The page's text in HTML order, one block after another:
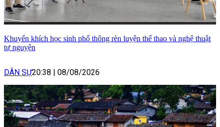
Khuyến khích học sinh phổ thông rèn luyện thể thao và nghệ thuật
tự nguyện
DÂN SỰ20:38 08/08/2026